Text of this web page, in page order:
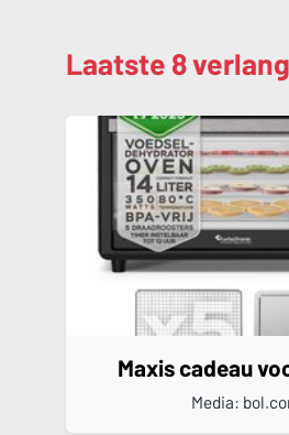
Laatste 8
Maxis cadeau
Media: